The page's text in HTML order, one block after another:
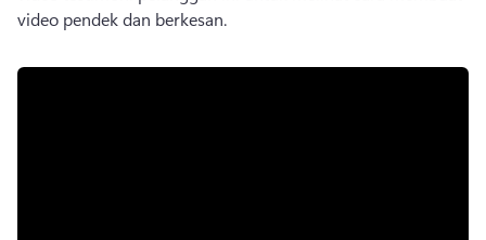
video pendek dan berkesan.